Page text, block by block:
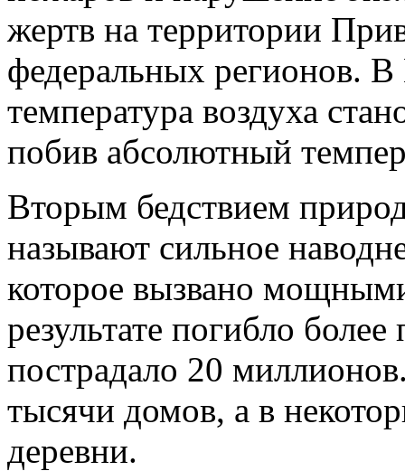
жертв на территории
федеральных регионов.
температура воздуха
побив абсолютный
Вторым бедствием
называют сильное
которое вызвано
результате погибло
пострадало 20
тысячи домов, а в
деревни.